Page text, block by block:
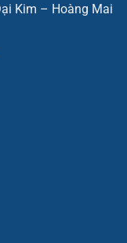
Kim – Hoàng Mai